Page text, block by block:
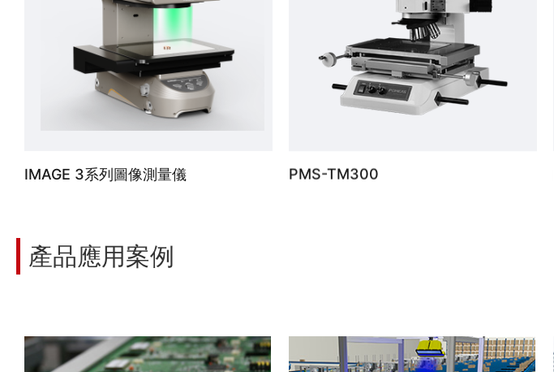
IMAGE 3系列圖像測量儀 PMS-TM300
產品應用案例